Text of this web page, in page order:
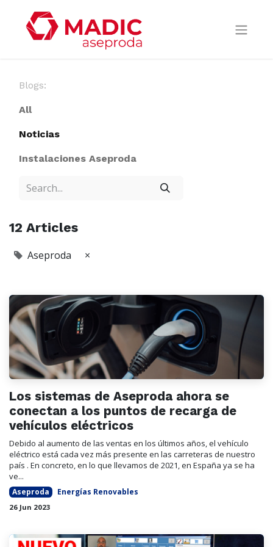
Blogs:
All
Noticias
Instalaciones Aseproda
12 Articles
Aseproda ×
Los sistemas de Aseproda ahora se
conectan a los puntos de recarga de
vehículos eléctricos
Debido al aumento de las ventas en los últimos años, el vehículo
eléctrico está cada vez más presente en las carreteras de nuestro
país . En concreto, en lo que llevamos de 2021, en España ya se ha
ve...
Aseproda Energías Renovables
26 Jun 2023